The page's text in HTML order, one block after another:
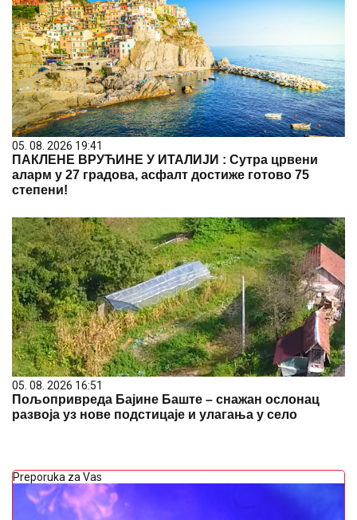
05. 08. 2026 19:41
ПАКЛЕНЕ ВРУЋИНЕ У ИТАЛИЈИ : Сутра црвени
аларм у 27 градова, асфалт достиже готово 75
степени!
05. 08. 2026 16:51
Пољопривреда Бајине Баште – снажан ослонац
развоја уз нове подстицаје и улагања у село
Preporuka za Vas